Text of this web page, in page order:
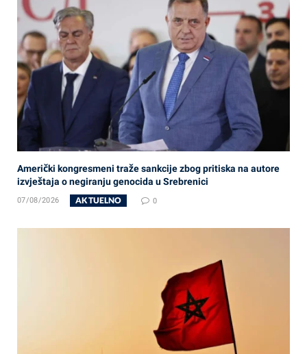
Američki kongresmeni traže sankcije zbog pritiska na autore
izvještaja o negiranju genocida u Srebrenici
07/08/2026 AKTUELNO 0